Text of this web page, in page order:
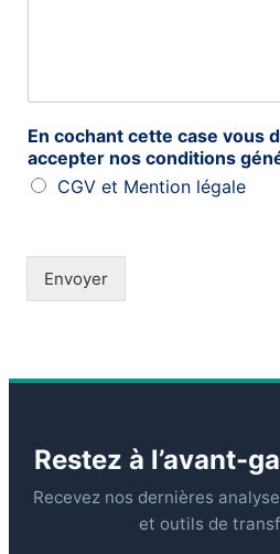
En cochant cette case vous
accepter nos conditions
CGV et Mention légale
Envoyer
Restez à l’avant-
Recevez nos dernières
et outils de